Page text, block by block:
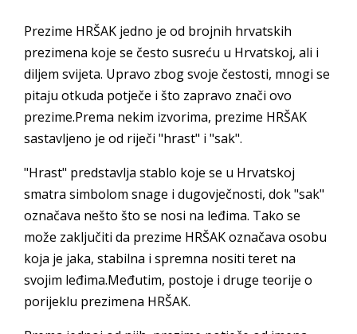
Prezime HRŠAK jedno je od brojnih hrvatskih
prezimena koje se često susreću u Hrvatskoj, ali i
diljem svijeta. Upravo zbog svoje čestosti, mnogi se
pitaju otkuda potječe i što zapravo znači ovo
prezime.Prema nekim izvorima, prezime HRŠAK
sastavljeno je od riječi "hrast" i "sak".
"Hrast" predstavlja stablo koje se u Hrvatskoj
smatra simbolom snage i dugovječnosti, dok "sak"
označava nešto što se nosi na leđima. Tako se
može zaključiti da prezime HRŠAK označava osobu
koja je jaka, stabilna i spremna nositi teret na
svojim leđima.Međutim, postoje i druge teorije o
porijeklu prezimena HRŠAK.